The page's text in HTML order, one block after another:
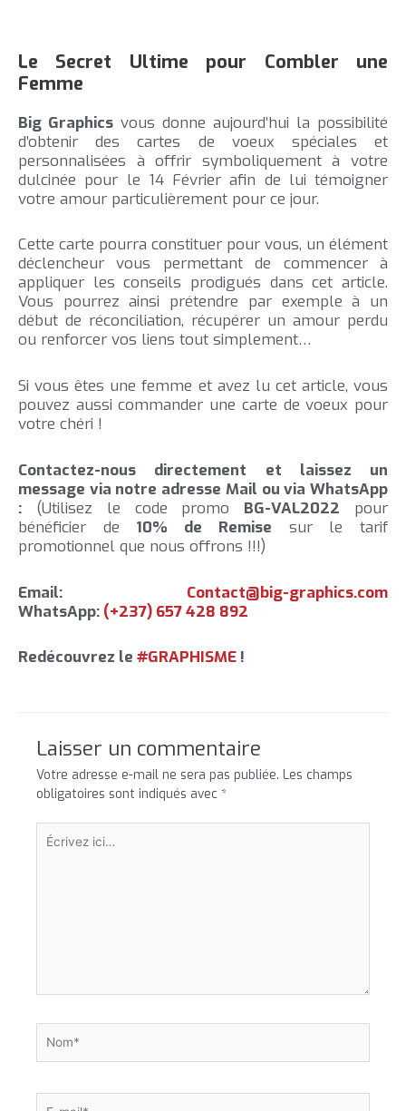
Le Secret Ultime pour Combler une
Femme
Big Graphics vous donne aujourd’hui la possibilité
d’obtenir des cartes de voeux spéciales et
personnalisées à offrir symboliquement à votre
dulcinée pour le 14 Février afin de lui témoigner
votre amour particulièrement pour ce jour.
Cette carte pourra constituer pour vous, un élément
déclencheur vous permettant de commencer à
appliquer les conseils prodigués dans cet article.
Vous pourrez ainsi prétendre par exemple à un
début de réconciliation, récupérer un amour perdu
ou renforcer vos liens tout simplement…
Si vous êtes une femme et avez lu cet article, vous
pouvez aussi commander une carte de voeux pour
votre chéri !
Contactez-nous directement et laissez un
message via notre adresse Mail ou via WhatsApp
: (Utilisez le code promo BG-VAL2022 pour
bénéficier de 10% de Remise sur le tarif
promotionnel que nous offrons !!!)
Email: Contact@big-graphics.com
WhatsApp: (+237) 657 428 892
Redécouvrez le #GRAPHISME !
Laisser un commentaire
Votre adresse e-mail ne sera pas publiée. Les champs
obligatoires sont indiqués avec *